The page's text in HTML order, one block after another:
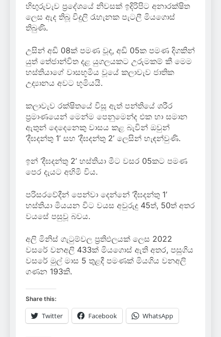
හිඟුරුවැව ප්‍රදේශයේ නිවසක් ඉදිරිපිට අනාරක්ෂිත
ලෙස ඇද තිබූ විදුලි රැහැනක පැටලී මියගොස්
තිබුණි.
උසින් අඩි 08ක් පමණ වූද, අඩි 05ක පමණ දිගකින්
යුත් තේජාන්විත දළ යුගලයකට උරුමකම් කී මෙම
හස්තියාගේ වාසභූමිය වූයේ කලාවැව ජාතික
උද්‍යානය අවට භූමියයි.
කලාවැව රක්ෂිතයේ විසූ ඇත් පන්තියේ ශරීර
ප්‍රමාණයෙන් මෙන්ම පෙනුමෙන්ද එක හා සමාන
ඇතුන් දෙදෙනෙකු වාසය කළ බැවින් ඔවුන්
‘දීඝදන්තු 1’ සහ ‘දීඝදන්තු 2’ ලෙසින් හැඳන්වුණි.
ඉන් ‘දීඝදන්තු 2’ හස්තියා මීට වසර 05කට පමණ
පෙර දැයට අහිමි විය.
පරිසරවේදීන් පෙන්වා දෙන්නේ ‘දීඝදන්තු 1’
හස්තියා මියයන විට වයස අවුරුදු 45ත්, 50ත් අතර
වයසේ පසුවූ බවය.
අලි මිනිස් ගැටුම්වල ප්‍රතිඵලයක් ලෙස 2022
වසරේ වනඅලි 433ක් මියගොස් ඇති අතර, පසුගිය
වසරේ මුල් මාස 5 තුළදී පමණක් මියගිය වනඅලි
ගණන 193කි.
Share this:
Twitter Facebook WhatsApp